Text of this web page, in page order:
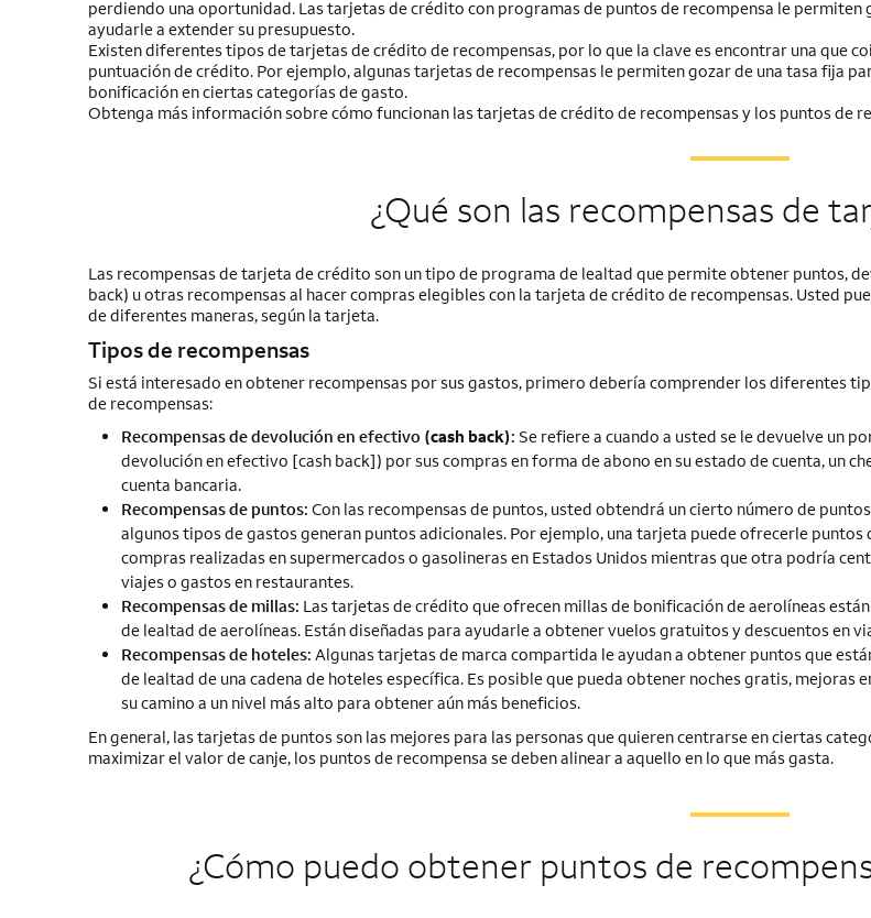
perdiendo una oportunidad. Las tarjetas de crédito con programas de puntos de recompensa le permiten
ayudarle a extender su presupuesto.
Existen diferentes tipos de tarjetas de crédito de recompensas, por lo que la clave es encontrar una que
puntuación de crédito. Por ejemplo, algunas tarjetas de recompensas le permiten gozar de una tasa fija
bonificación en ciertas categorías de gasto.
Obtenga más información sobre cómo funcionan las tarjetas de crédito de recompensas y los puntos de
¿Qué son las recompensas de
Las recompensas de tarjeta de crédito son un tipo de programa de lealtad que permite obtener puntos,
back) u otras recompensas al hacer compras elegibles con la tarjeta de crédito de recompensas. Usted
de diferentes maneras, según la tarjeta.
Tipos de recompensas
Si está interesado en obtener recompensas por sus gastos, primero debería comprender los diferentes
de recompensas:
Recompensas de devolución en efectivo (cash back): Se refiere a cuando a usted se le devuelve un
devolución en efectivo [cash back]) por sus compras en forma de abono en su estado de cuenta, un
cuenta bancaria.
Recompensas de puntos: Con las recompensas de puntos, usted obtendrá un cierto número de
algunos tipos de gastos generan puntos adicionales. Por ejemplo, una tarjeta puede ofrecerle puntos
compras realizadas en supermercados o gasolineras en Estados Unidos mientras que otra podría
viajes o gastos en restaurantes.
Recompensas de millas: Las tarjetas de crédito que ofrecen millas de bonificación de aerolíneas
de lealtad de aerolíneas. Están diseñadas para ayudarle a obtener vuelos gratuitos y descuentos en
Recompensas de hoteles: Algunas tarjetas de marca compartida le ayudan a obtener puntos que
de lealtad de una cadena de hoteles específica. Es posible que pueda obtener noches gratis, mejoras
su camino a un nivel más alto para obtener aún más beneficios.
En general, las tarjetas de puntos son las mejores para las personas que quieren centrarse en ciertas
maximizar el valor de canje, los puntos de recompensa se deben alinear a aquello en lo que más gasta.
¿Cómo puedo obtener puntos de